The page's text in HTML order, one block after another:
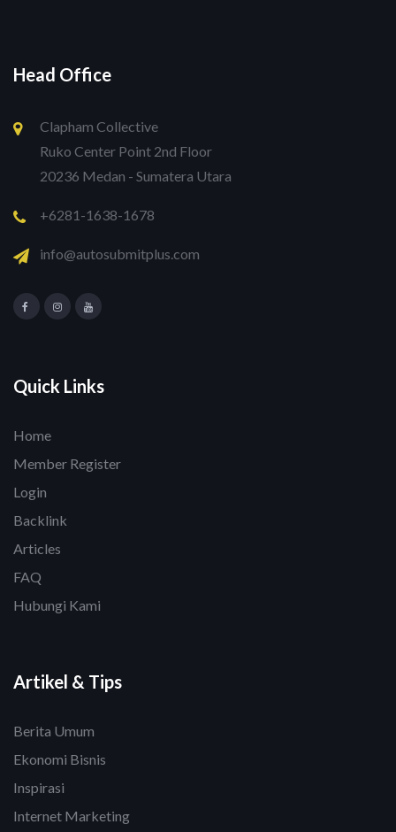
Head Office
Clapham Collective
Ruko Center Point 2nd Floor
20236 Medan - Sumatera Utara
+6281-1638-1678
info@autosubmitplus.com
Quick Links
Home
Member Register
Login
Backlink
Articles
FAQ
Hubungi Kami
Artikel & Tips
Berita Umum
Ekonomi Bisnis
Inspirasi
Internet Marketing